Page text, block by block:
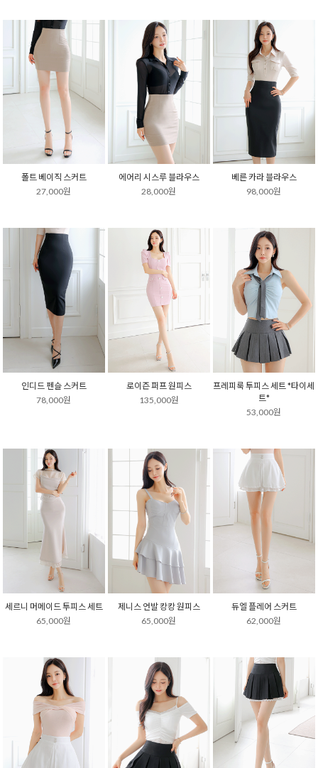
폴트 베이직 스커트
27,000원
에어리 시스루 블라우스
28,000원
베른 카라 블라우스
98,000원
인디드 펜슬 스커트
78,000원
로이즌 퍼프 원피스
135,000원
프레피룩 투피스 세트 *타이세
트*
53,000원
세르니 머메이드 투피스 세트
65,000원
제니스 언발 캉캉 원피스
65,000원
듀엘 플레어 스커트
62,000원